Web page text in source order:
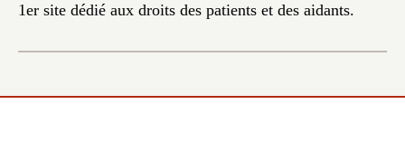
1er site dédié aux droits des patients et des aidants.